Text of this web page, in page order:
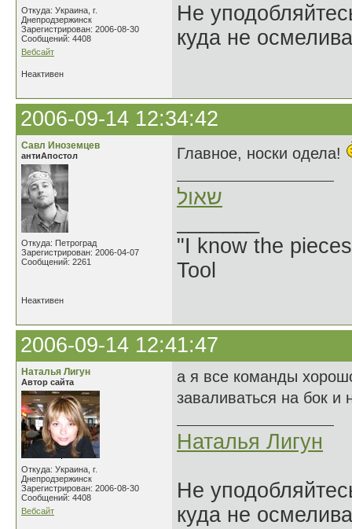
Откуда: Украина, г.
Днепродзержинск
Зарегистрирован: 2006-08-30
Сообщений: 4408
Вебсайт
Не
куда не
Неактивен
2006-09-14 12:34:42
Савл Иноземцев
антиАпостол
Откуда: Петроград
Зарегистрирован: 2006-04-07
Сообщений: 2261
Главное, носки одела!
שאול
"I know the
Tool
Неактивен
2006-09-14 12:41:47
Наталья Лигун
Автор сайта
Откуда: Украина, г.
Днепродзержинск
Зарегистрирован: 2006-08-30
Сообщений: 4408
Вебсайт
а я все команды
заваливаться на бок и
Наталья Лигун
Не
куда не